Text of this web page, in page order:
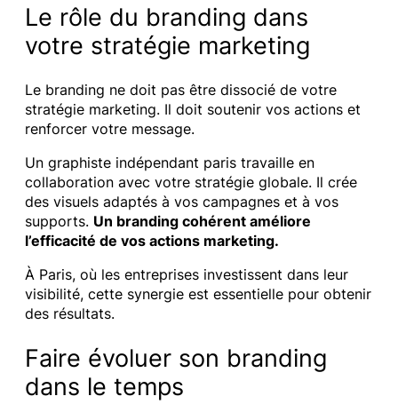
Le rôle du branding dans
votre stratégie marketing
Le branding ne doit pas être dissocié de votre
stratégie marketing. Il doit soutenir vos actions et
renforcer votre message.
Un graphiste indépendant paris travaille en
collaboration avec votre stratégie globale. Il crée
des visuels adaptés à vos campagnes et à vos
supports. Un branding cohérent améliore
l’efficacité de vos actions marketing.
À Paris, où les entreprises investissent dans leur
visibilité, cette synergie est essentielle pour obtenir
des résultats.
Faire évoluer son branding
dans le temps